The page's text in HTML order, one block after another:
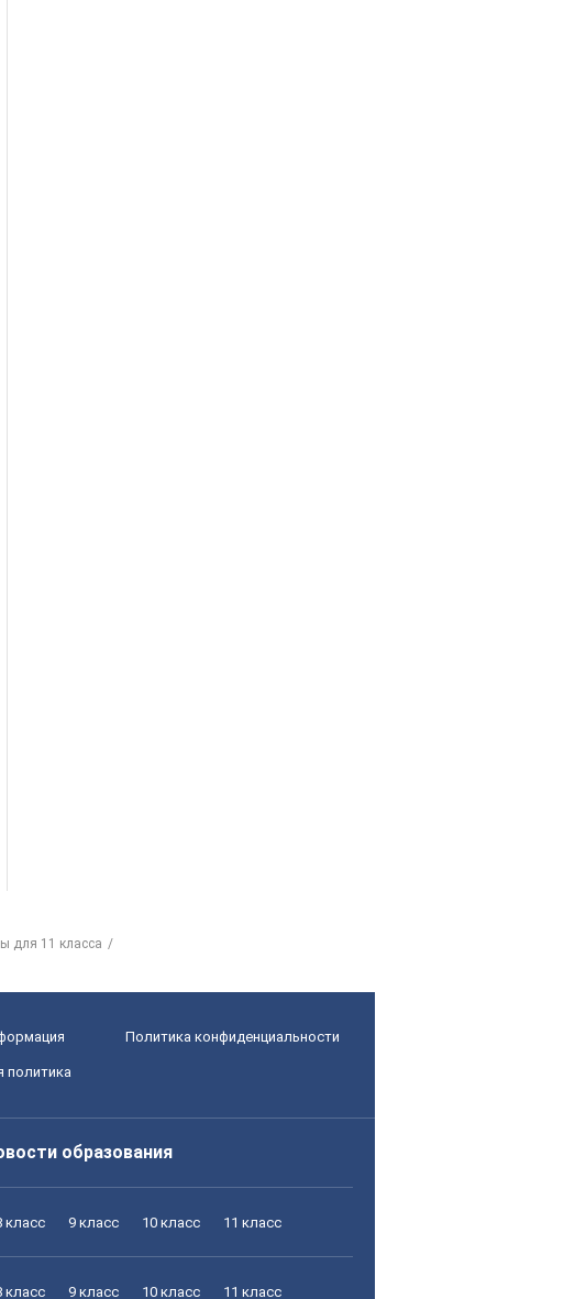
для 11 класса
Политика конфиденциальности
политика
образования
класс 9 класс 10 класс 11 класс
класс 9 класс 10 класс 11 класс